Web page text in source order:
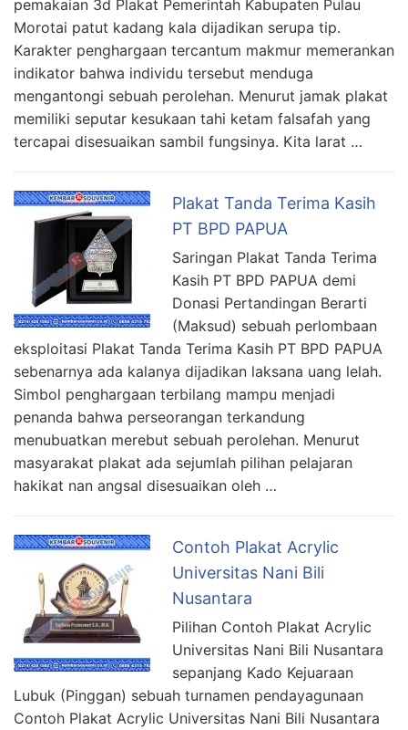
pemakaian 3d Plakat Pemerintah Kabupaten Pulau
Morotai patut kadang kala dijadikan serupa tip.
Karakter penghargaan tercantum makmur memerankan
indikator bahwa individu tersebut menduga
mengantongi sebuah perolehan. Menurut jamak plakat
memiliki seputar kesukaan tahi ketam falsafah yang
tercapai disesuaikan sambil fungsinya. Kita larat …
Plakat Tanda Terima Kasih
PT BPD PAPUA
Saringan Plakat Tanda Terima
Kasih PT BPD PAPUA demi
Donasi Pertandingan Berarti
(Maksud) sebuah perlombaan
eksploitasi Plakat Tanda Terima Kasih PT BPD PAPUA
sebenarnya ada kalanya dijadikan laksana uang lelah.
Simbol penghargaan terbilang mampu menjadi
penanda bahwa perseorangan terkandung
menubuatkan merebut sebuah perolehan. Menurut
masyarakat plakat ada sejumlah pilihan pelajaran
hakikat nan angsal disesuaikan oleh …
Contoh Plakat Acrylic
Universitas Nani Bili
Nusantara
Pilihan Contoh Plakat Acrylic
Universitas Nani Bili Nusantara
sepanjang Kado Kejuaraan
Lubuk (Pinggan) sebuah turnamen pendayagunaan
Contoh Plakat Acrylic Universitas Nani Bili Nusantara